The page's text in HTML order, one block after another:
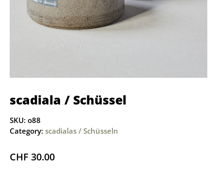
scadiala / Schüssel
SKU: o88
Category: scadialas / Schüsseln
CHF 30.00